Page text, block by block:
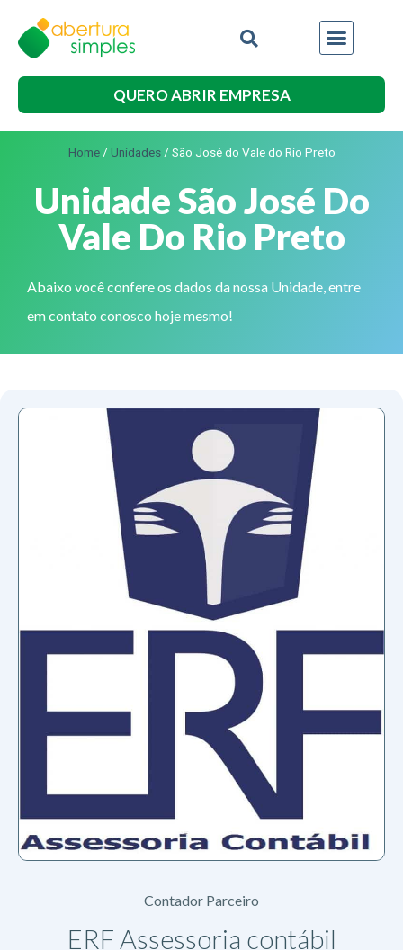
QUERO ABRIR EMPRESA
Home/ Unidades/ São José do Vale do Rio Preto
Unidade São José Do
Vale Do Rio Preto
Abaixo você confere os dados da nossa Unidade, entre
em contato conosco hoje mesmo!
Contador Parceiro
ERF Assessoria contábil